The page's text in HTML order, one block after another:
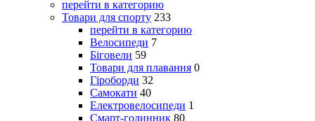
перейти в категорию
Товари для спорту 233
перейти в категорию
Велосипеди 7
Біговели 59
Товари для плавання 0
Гіроборди 32
Самокати 40
Електровелосипеди 1
Смарт-годинник 80